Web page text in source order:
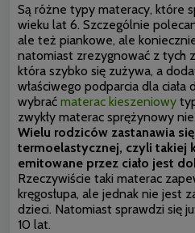
Są różne typy materacy, które
wieku lat 6. Szczególnie
ale też piankowe, ale
natomiast zrezygnować z tych
która szybko się zużywa, a
właściwego podparcia dla ciała
wybrać materac kieszeniowy
zwykły materac sprężynowy
Wielu rodziców zastanawia
termoelastycznej, czyli takiej
emitowane przez ciało jest
Rzeczywiście taki materac
kręgosłupa, ale jednak nie jest
dzieci. Natomiast sprawdzi się
10 lat.